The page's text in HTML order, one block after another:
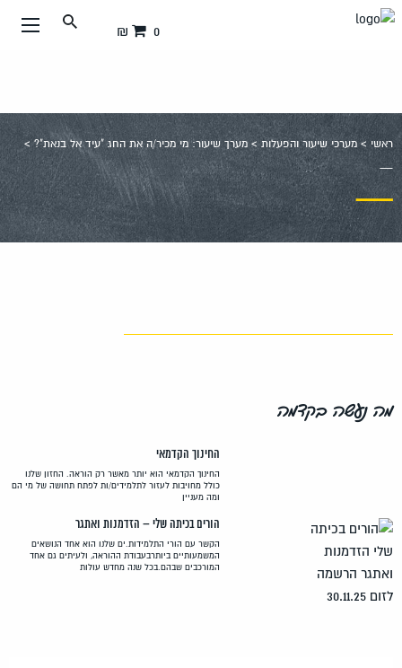
עבור
0 ₪
ראשי >מערכי שיעור והפעלות >מערך שיעור: מי מכיר/ה את החג "עיד אל בנאת"?>
—
—
מה נעשה בקדמה
החינוך הקדמאי
החינוך הקדמאי הוא יותר מאשר רק הוראה. החזון שלנו
כולל מחויבות לעזור לתלמידים/ות לפתח תחושה של מי הם
ומה מעניין
הורים בכיתה שלי – הזדמנות ואתגר
הקשר עם הורי התלמידות.ים שלנו הוא אחד הנושאים
המשמעותיים ביותרבעבודת ההוראה, ולעיתים גם אחד
המורכבים שבהם.בכל שנה מחדש עולות